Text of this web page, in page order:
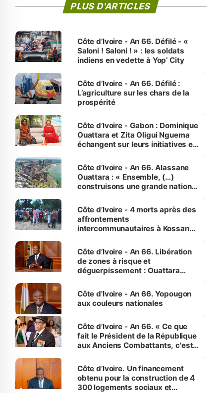
PLUS D'ARTICLES
Côte d’Ivoire - An 66. Défilé - «
Saloni ! Saloni ! » : les soldats
indiens en vedette à Yop’ City
Côte d’Ivoire - An 66. Défilé :
L’agriculture sur les chars de la
prospérité
Côte d’Ivoire - Gabon : Dominique
Ouattara et Zita Oligui Nguema
échangent sur leurs initiatives en
enfants
Côte d’Ivoire - An 66. Alassane
Ouattara : « Ensemble, (…)
construisons une grande nation
générations futures »
Côte d’Ivoire - 4 morts après des
affrontements
intercommunautaires à Kossandji
milieu des sinistrés
Côte d’Ivoire - An 66. Libération
de zones à risque et
déguerpissement : Ouattara
l'Etat de droit pour préserver les
vies humaines »
Côte d'Ivoire - An 66. Yopougon
aux couleurs nationales
Côte d’Ivoire - An 66. « Ce que
fait le Président de la République
aux Anciens Combattants, c'est
Côte d’Ivoire. Un financement
obtenu pour la construction de 4
300 logements sociaux et